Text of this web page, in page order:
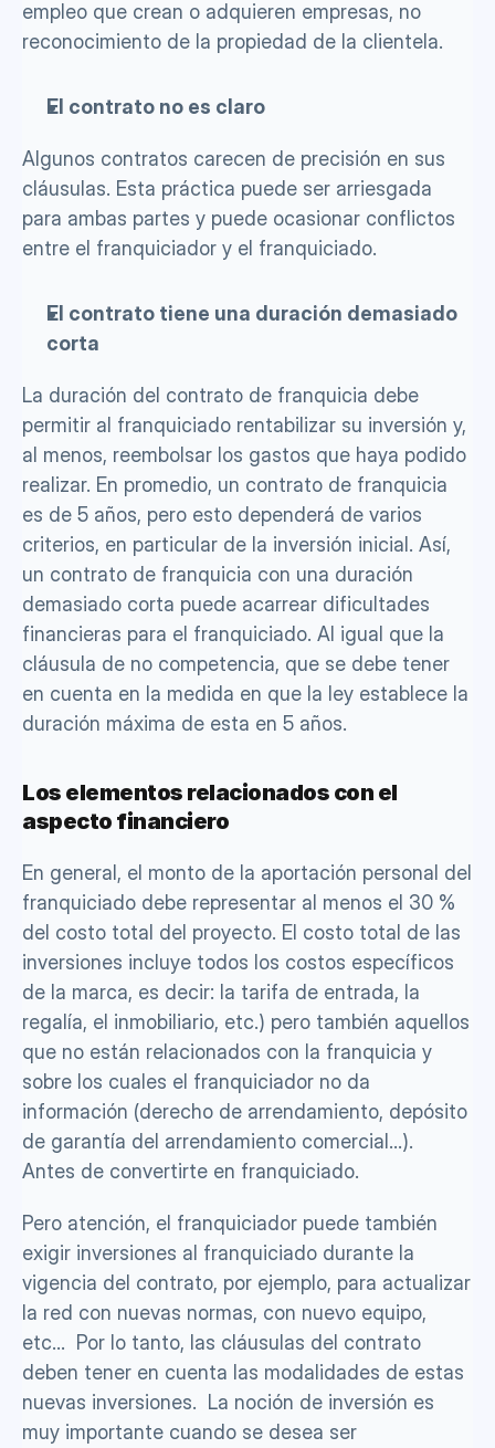
empleo que crean o adquieren empresas, no
reconocimiento de la propiedad de la clientela.
El contrato no es claro
Algunos contratos carecen de precisión en sus
cláusulas. Esta práctica puede ser arriesgada
para ambas partes y puede ocasionar conflictos
entre el franquiciador y el franquiciado.
El contrato tiene una duración demasiado
corta
La duración del contrato de franquicia debe
permitir al franquiciado rentabilizar su inversión y,
al menos, reembolsar los gastos que haya podido
realizar. En promedio, un contrato de franquicia
es de 5 años, pero esto dependerá de varios
criterios, en particular de la inversión inicial. Así,
un contrato de franquicia con una duración
demasiado corta puede acarrear dificultades
financieras para el franquiciado. Al igual que la
cláusula de no competencia, que se debe tener
en cuenta en la medida en que la ley establece la
duración máxima de esta en 5 años.
Los elementos relacionados con el
aspecto financiero
En general, el monto de la aportación personal del
franquiciado debe representar al menos el 30 %
del costo total del proyecto. El costo total de las
inversiones incluye todos los costos específicos
de la marca, es decir: la tarifa de entrada, la
regalía, el inmobiliario, etc.) pero también aquellos
que no están relacionados con la franquicia y
sobre los cuales el franquiciador no da
información (derecho de arrendamiento, depósito
de garantía del arrendamiento comercial...).
Antes de convertirte en franquiciado.
Pero atención, el franquiciador puede también
exigir inversiones al franquiciado durante la
vigencia del contrato, por ejemplo, para actualizar
la red con nuevas normas, con nuevo equipo,
etc...  Por lo tanto, las cláusulas del contrato
deben tener en cuenta las modalidades de estas
nuevas inversiones.  La noción de inversión es
muy importante cuando se desea ser